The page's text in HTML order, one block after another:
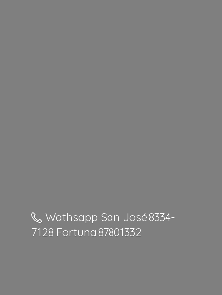
Wathsapp San José 8334-
7128 Fortuna 87801332